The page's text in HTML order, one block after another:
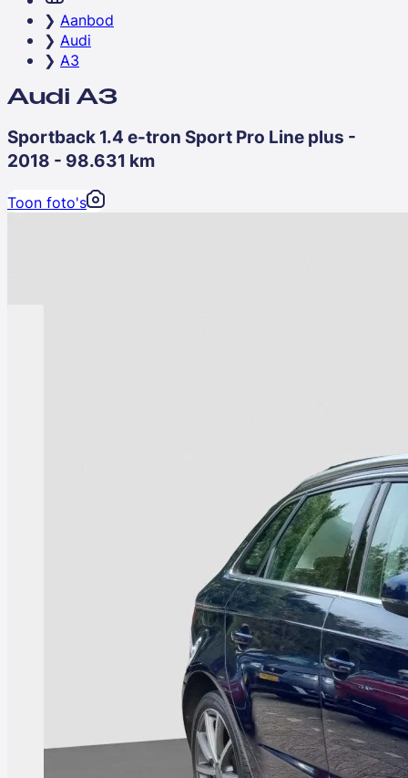
Aanbod
Audi
A3
Audi A3
Sportback 1.4 e-tron Sport Pro Line plus -
2018 - 98.631 km
Toon foto's